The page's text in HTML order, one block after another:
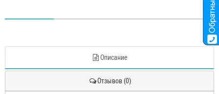
Описание
Отзывов (0)